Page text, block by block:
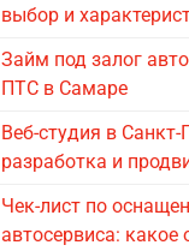
выбор и
Займ под залог
ПТС в Самаре
Веб-студия в Санкт-
разработка и
Чек-лист по
автосервиса: какое